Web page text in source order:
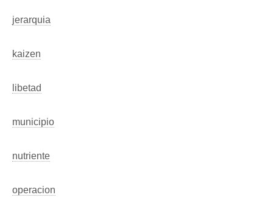
jerarquia
kaizen
libetad
municipio
nutriente
operacion